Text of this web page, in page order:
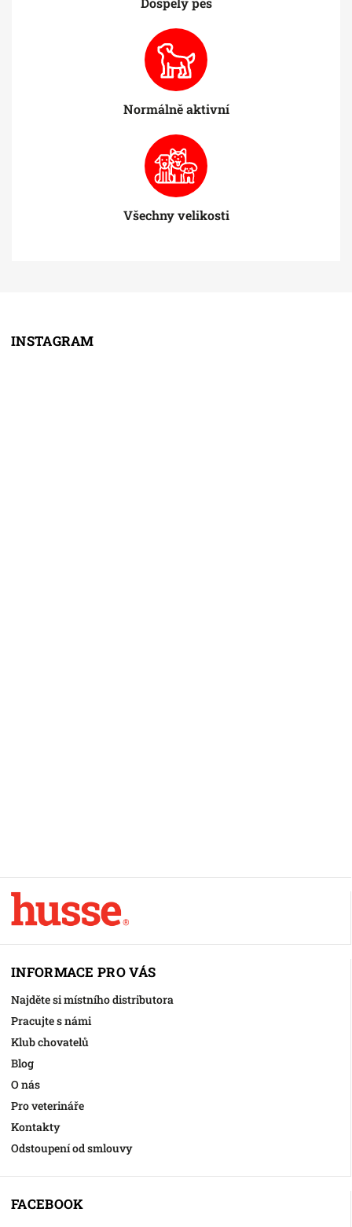
Normálně aktivní
Všechny velikosti
INFORMACE PRO VÁS
Najděte si místního distributora
Pracujte s námi
Klub chovatelů
Blog
O nás
Pro veterináře
Kontakty
Odstoupení od smlouvy
FACEBOOK
INSTAGRAM